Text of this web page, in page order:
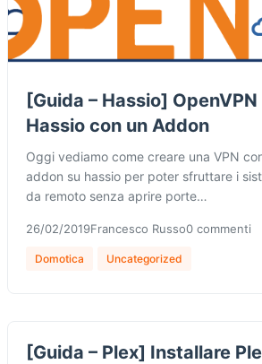
[Guida – Hassio]
Hassio con un Addon
Oggi vediamo come creare una VPN
addon su hassio per poter sfruttare i
da remoto senza aprire porte…
26/02/2019Francesco Russo0 commenti
Domotica Uncategorized
[Guida – Plex] Installare